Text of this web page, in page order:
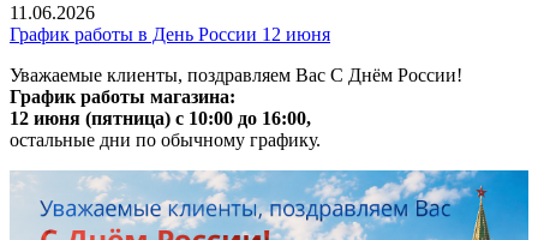
11.06.2026
График работы в День России 12 июня
Уважаемые клиенты, поздравляем Вас С Днём России!
График работы магазина:
12 июня (пятница) с 10:00 до 16:00,
остальные дни по обычному графику.